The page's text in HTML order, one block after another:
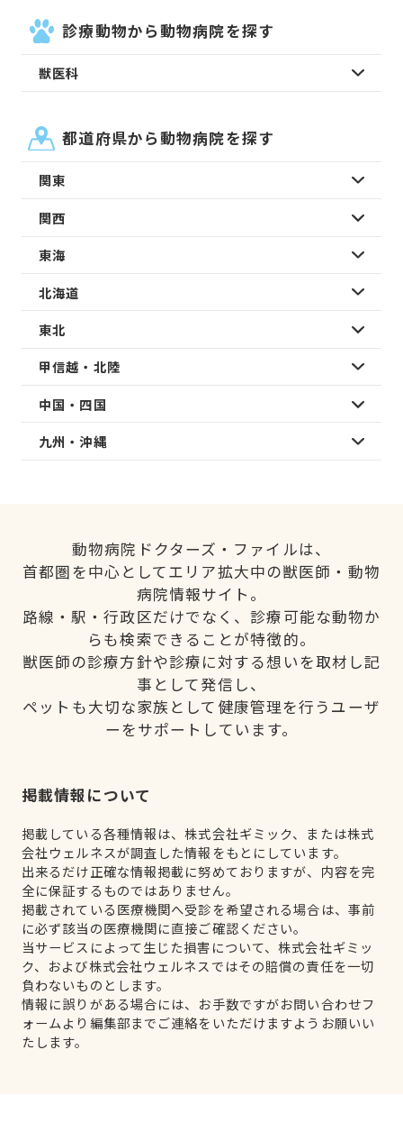
診療動物から動物病院を探す
獣医科
都道府県から動物病院を探す
関東
関西
東海
北海道
東北
甲信越・北陸
中国・四国
九州・沖縄
動物病院ドクターズ・ファイルは、
首都圏を中心としてエリア拡大中の獣医師・動物
病院情報サイト。
路線・駅・行政区だけでなく、診療可能な動物か
らも検索できることが特徴的。
獣医師の診療方針や診療に対する想いを取材し記
事として発信し、
ペットも大切な家族として健康管理を行うユーザ
ーをサポートしています。
掲載情報について
掲載している各種情報は、株式会社ギミック、または株式
会社ウェルネスが調査した情報をもとにしています。
出来るだけ正確な情報掲載に努めておりますが、内容を完
全に保証するものではありません。
掲載されている医療機関へ受診を希望される場合は、事前
に必ず該当の医療機関に直接ご確認ください。
当サービスによって生じた損害について、株式会社ギミッ
ク、および株式会社ウェルネスではその賠償の責任を一切
負わないものとします。
情報に誤りがある場合には、お手数ですがお問い合わせフ
ォームより編集部までご連絡をいただけますようお願いい
たします。